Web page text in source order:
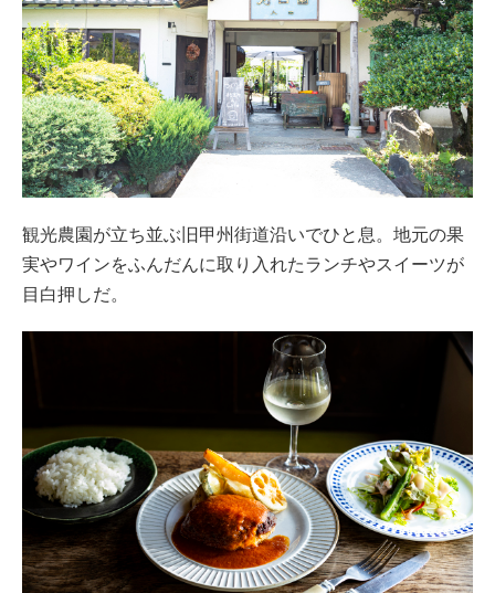
観光農園が立ち並ぶ旧甲州街道沿いでひと息。地元の果
実やワインをふんだんに取り入れたランチやスイーツが
目白押しだ。